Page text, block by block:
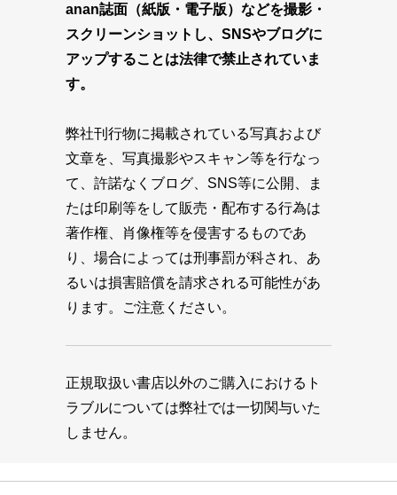
anan誌面（紙版・電子版）などを撮影・
スクリーンショットし、SNSやブログに
アップすることは法律で禁止されていま
す。
弊社刊行物に掲載されている写真および
文章を、写真撮影やスキャン等を行なっ
て、許諾なくブログ、SNS等に公開、ま
たは印刷等をして販売・配布する行為は
著作権、肖像権等を侵害するものであ
り、場合によっては刑事罰が科され、あ
るいは損害賠償を請求される可能性があ
ります。ご注意ください。
正規取扱い書店以外のご購入におけるト
ラブルについては弊社では一切関与いた
しません。